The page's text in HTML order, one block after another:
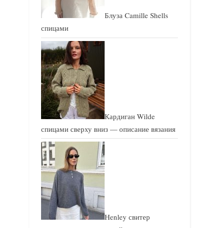
ь
:
Блуза Camille Shells
спицами
Кардиган Wilde
спицами сверху вниз — описание вязания
Henley свитер